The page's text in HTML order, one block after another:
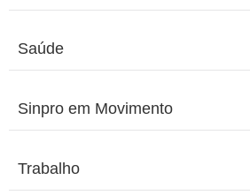
Saúde
Sinpro em Movimento
Trabalho